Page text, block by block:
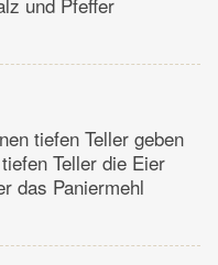
tiefen Teller geben
Teller die Eier
das Paniermehl